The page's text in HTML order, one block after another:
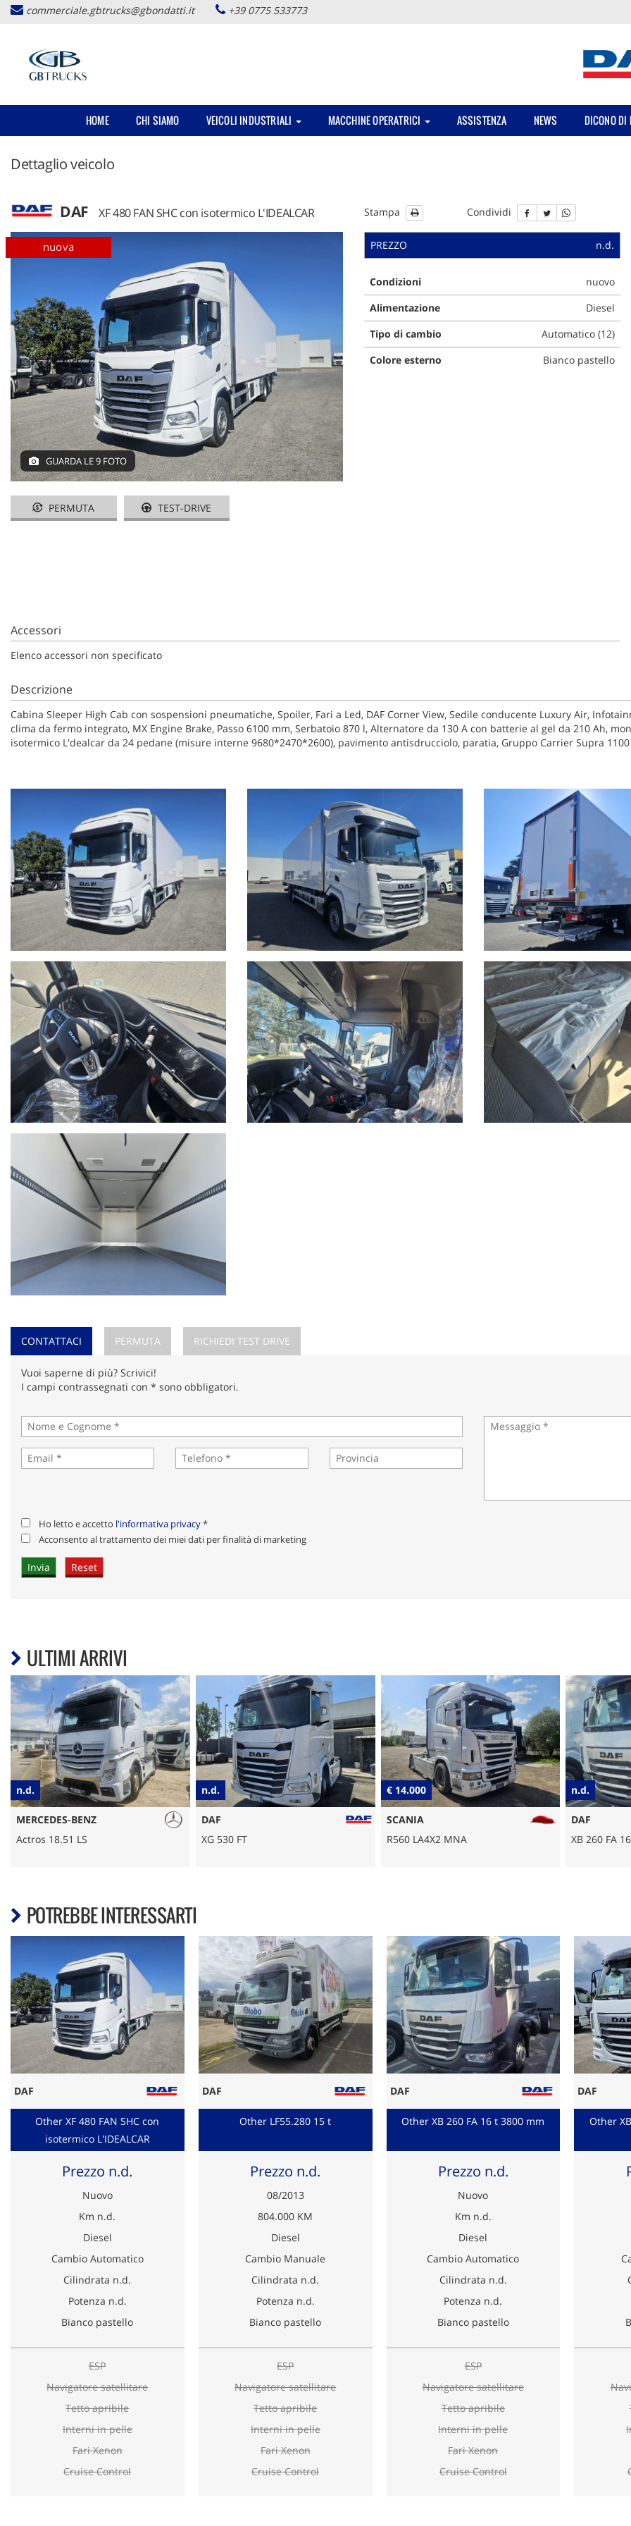
commerciale.gbtrucks@gbondatti.it +39 0775 533773
HOME CHI SIAMO VEICOLI INDUSTRIALI MACCHINE OPERATRICI ASSISTENZA NEWS DICONO DI
Dettaglio veicolo
DAF XF 480 FAN SHC con isotermico L'IDEALCAR Stampa Condividi
nuova
GUARDA LE 9 FOTO
PERMUTA TEST-DRIVE
PREZZO n.d.
Condizioni
nuovo
Alimentazione
Diesel
Tipo di cambio
Automatico (12)
Colore esterno
Bianco pastello
Accessori
Elenco accessori non specificato
Descrizione
Cabina Sleeper High Cab con sospensioni pneumatiche, Spoiler, Fari a Led, DAF Corner View, Sedile conducente Luxury Air,
clima da fermo integrato, MX Engine Brake, Passo 6100 mm, Serbatoio 870 l, Alternatore da 130 A con batterie al gel da 210 Ah,
isotermico L'dealcar da 24 pedane (misure interne 9680*2470*2600), pavimento antisdrucciolo, paratia, Gruppo Carrier Supra
CONTATTACI PERMUTA RICHIEDI TEST DRIVE
Vuoi saperne di più? Scrivici!
I campi contrassegnati con * sono obbligatori.
Ho letto e accetto l'informativa privacy*
Acconsento al trattamento dei miei dati per finalità di marketing
ULTIMI ARRIVI
n.d.
DAF
XG 530 FT
€ 14.000
SCANIA
R560 LA4X2 MNA
n.d.
DAF
XB 260 FA 16 t 3800 mm
n.d.
DAF
XF 530 FAN
POTREBBE INTERESSARTI
DAF
Other XF 480 FAN SHC con
isotermico L'IDEALCAR
Prezzo n.d.
Nuovo
Km n.d.
Diesel
Cambio Automatico
Cilindrata n.d.
Potenza n.d.
Bianco pastello
ESP
Navigatore satellitare
Tetto apribile
Interni in pelle
Fari Xenon
Cruise Control
DAF
Other LF55.280 15 t
Prezzo n.d.
08/2013
804.000 KM
Diesel
Cambio Manuale
Cilindrata n.d.
Potenza n.d.
Bianco pastello
ESP
Navigatore satellitare
Tetto apribile
Interni in pelle
Fari Xenon
Cruise Control
DAF
Other XB 260 FA 16 t 3800 mm
Prezzo n.d.
Nuovo
Km n.d.
Diesel
Cambio Automatico
Cilindrata n.d.
Potenza n.d.
Bianco pastello
ESP
Navigatore satellitare
Tetto apribile
Interni in pelle
Fari Xenon
Cruise Control
DAF
Other